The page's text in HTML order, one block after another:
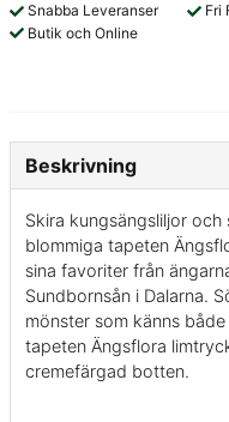
Snabba Leveranser Fri
Butik och Online
Beskrivning
Skira kungsängsliljor
blommiga tapeten
sina favoriter från
Sundbornsån i Dalarna.
mönster som känns
tapeten Ängsflora
cremefärgad botten.